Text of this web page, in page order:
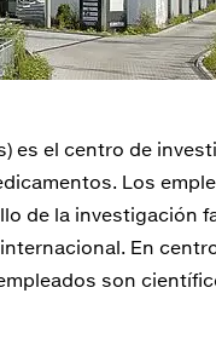
es el centro de
Los
de la investigación
En
son